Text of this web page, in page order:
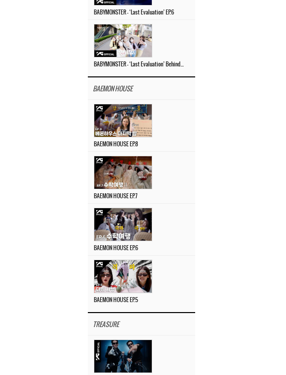
BABYMONSTER – ‘Last Evaluation’ EP.6
BAEMON HOUSE
BAEMON HOUSE EP.8
BAEMON HOUSE EP.7
BAEMON HOUSE EP.6
BAEMON HOUSE EP.5
TREASURE